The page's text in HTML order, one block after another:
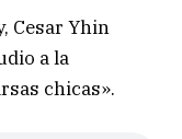
Cesar Yhin
a la
chicas».